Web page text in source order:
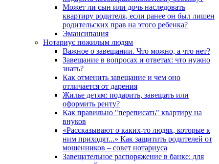
Может ли сын или дочь наследовать
квартиру родителя, если ранее он был лишен
родительских прав на этого ребенка?
Эмансипация
Нотариус пожилым людям
Важное о завещании. Что можно, а что нет?
Завещание в вопросах и ответах: что нужно
знать?
Как отменить завещание и чем оно
отличается от дарения
Жилье детям: подарить, завещать или
оформить ренту?
Как правильно "переписать" квартиру на
внуков
«Рассказывают о каких-то людях, которые к
ним приходят...» Как защитить родителей от
мошенников – совет нотариуса
Завещательное распоряжение в банке: для